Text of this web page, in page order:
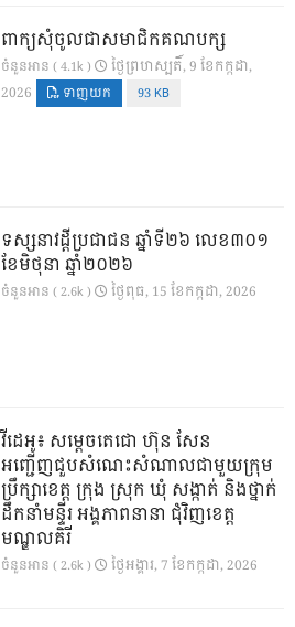
ពាក្យសុំចូលជាសមាជិកគណបក្ស
ចំនួនអាន ( 4.1k )
ថ្ងៃ​ព្រហស្បតិ៍, 9 ខែ​កក្កដា,
2026
ទាញយក 93 KB
ទស្សនាវដ្ដីប្រជាជន ឆ្នាំទី២៦ លេខ៣០១
ខែមិថុនា ឆ្នាំ២០២៦
ចំនួនអាន ( 2.6k ) ថ្ងៃ​ពុធ, 15 ខែ​កក្កដា, 2026
វីដេអូ៖ សម្តេចតេជោ ហ៊ុន សែន
អញ្ជើញជួបសំណេះសំណាលជាមួយក្រុម
ប្រឹក្សាខេត្ត ក្រុង ស្រុក ឃុំ សង្កាត់ និងថ្នាក់
ដឹកនាំមន្ទីរ អង្គភាពនានា ជុំវិញខេត្ត
មណ្ឌលគិរី
ចំនួនអាន ( 2.6k ) ថ្ងៃ​អង្គារ, 7 ខែ​កក្កដា, 2026